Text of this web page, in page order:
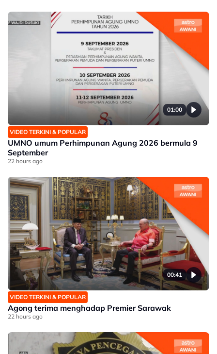
01:00
VIDEO TERKINI & POPULAR
UMNO umum Perhimpunan Agung 2026 bermula 9
September
22 hours ago
00:41
VIDEO TERKINI & POPULAR
Agong terima menghadap Premier Sarawak
22 hours ago